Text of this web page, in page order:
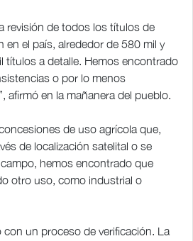
revisión de todos los títulos de
en el país, alrededor de 580 mil y
títulos a detalle. Hemos encontrado
o por lo menos
afirmó en la mañanera del pueblo.
de uso agrícola que,
de localización satelital o se
hemos encontrado que
otro uso, como industrial o
un proceso de verificación. La